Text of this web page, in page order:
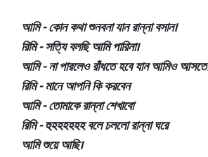
আমি - কোন কথা শুনবনা যান রান্না বসান।
রিমি - সত্যি বলছি আমি পারিনা।
আমি - না পারলেও রাঁধতে হবে যান আমিও
রিমি - মানে আপনি কি করবেন
আমি - তোমাকে রান্না শেখাবো
রিমি - হুহহহহহহ বলে চললো রান্না ঘরে
আমি শুয়ে আছি।